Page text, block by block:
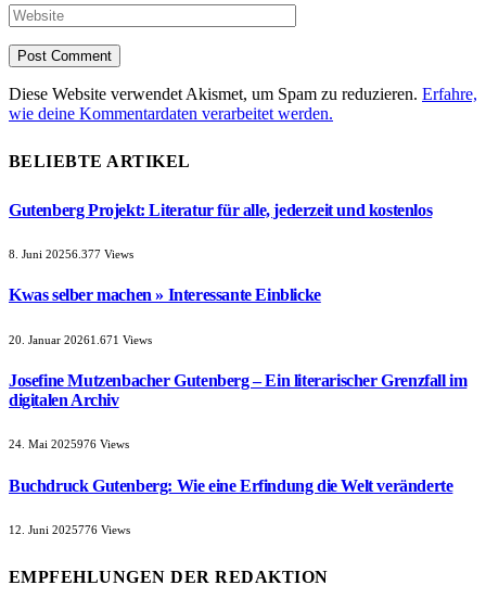
Diese Website verwendet Akismet, um Spam zu reduzieren. Erfahre,
wie deine Kommentardaten verarbeitet werden.
BELIEBTE ARTIKEL
Gutenberg Projekt: Literatur für alle, jederzeit und kostenlos
8. Juni 20256.377 Views
Kwas selber machen » Interessante Einblicke
20. Januar 20261.671 Views
Josefine Mutzenbacher Gutenberg – Ein literarischer Grenzfall im
digitalen Archiv
24. Mai 2025976 Views
Buchdruck Gutenberg: Wie eine Erfindung die Welt veränderte
12. Juni 2025776 Views
EMPFEHLUNGEN DER REDAKTION